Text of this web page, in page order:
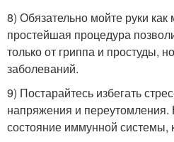
8) Обязательно мойте руки
простейшая процедура
только от гриппа и простуды,
заболеваний.
9) Постарайтесь избегать
напряжения и переутомления.
состояние иммунной системы,